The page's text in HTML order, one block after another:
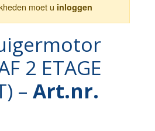
moet u inloggen
2 ETAGE
– Art.nr.